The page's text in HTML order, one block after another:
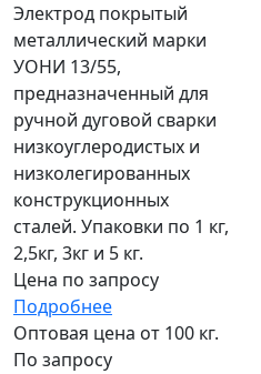
Электрод покрытый
металлический марки
УОНИ 13/55,
предназначенный для
ручной дуговой сварки
низкоуглеродистых и
низколегированных
конструкционных
сталей. Упаковки по 1 кг,
2,5кг, 3кг и 5 кг.
Цена по запросу
Подробнее
Оптовая цена от 100 кг.
По запросу